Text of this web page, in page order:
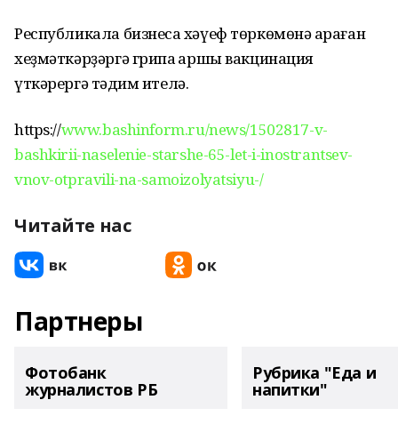
Республикала бизнесҡа хәүеф төркөмөнә ҡараған
хеҙмәткәрҙәргә грипҡа ҡаршы вакцинация
үткәрергә тәҡдим ителә.
https://www.bashinform.ru/news/1502817-v-
bashkirii-naselenie-starshe-65-let-i-inostrantsev-
vnov-otpravili-na-samoizolyatsiyu-/
Читайте нас
Партнеры
Фотобанк
журналистов РБ
Рубрика "Еда и
напитки"